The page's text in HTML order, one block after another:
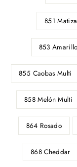
851
853
855 Caobas Multi
858 Melón Multi
864 Rosado
868 Cheddar